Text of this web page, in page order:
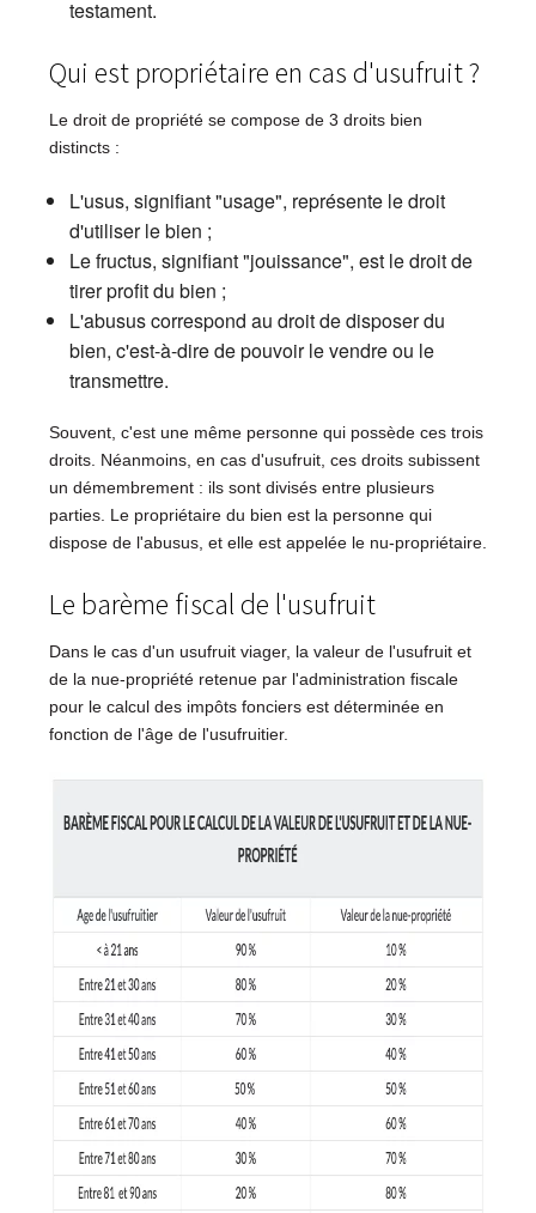
testament.
Qui est propriétaire en cas d'usufruit ?
Le droit de propriété se compose de 3 droits bien
distincts :
L'usus, signifiant "usage", représente le droit
d'utiliser le bien ;
Le fructus, signifiant "jouissance", est le droit de
tirer profit du bien ;
L'abusus correspond au droit de disposer du
bien, c'est-à-dire de pouvoir le vendre ou le
transmettre.
Souvent, c'est une même personne qui possède ces trois
droits. Néanmoins, en cas d'usufruit, ces droits subissent
un démembrement : ils sont divisés entre plusieurs
parties. Le propriétaire du bien est la personne qui
dispose de l'abusus, et elle est appelée le nu-propriétaire.
Le barème fiscal de l'usufruit
Dans le cas d'un usufruit viager, la valeur de l'usufruit et
de la nue-propriété retenue par l'administration fiscale
pour le calcul des impôts fonciers est déterminée en
fonction de l'âge de l'usufruitier.